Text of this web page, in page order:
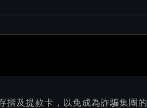
摺及提款卡，以免成為詐騙集團的